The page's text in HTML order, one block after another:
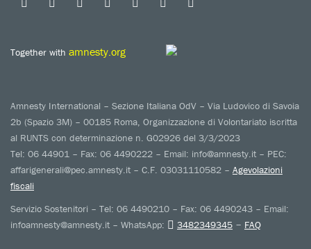
Together with amnesty.org
Amnesty International – Sezione Italiana OdV – Via Ludovico di Savoia
2b (Spazio 3M) – 00185 Roma, Organizzazione di Volontariato iscritta
al RUNTS con determinazione n. G02926 del 3/3/2023
Tel: 06 44901 – Fax: 06 4490222 – Email: info@amnesty.it – PEC:
affarigenerali@pec.amnesty.it – C.F. 03031110582 – Agevolazioni
fiscali
Servizio Sostenitori – Tel: 06 4490210 – Fax: 06 4490243 – Email:
infoamnesty@amnesty.it – WhatsApp:
3482349345 – FAQ